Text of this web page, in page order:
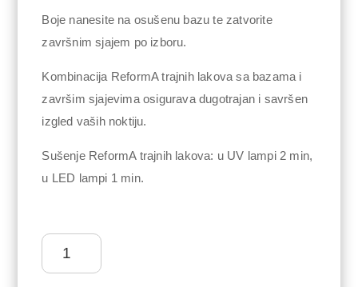
Boje nanesite na osušenu bazu te zatvorite
završnim sjajem po izboru.
Kombinacija ReformA trajnih lakova sa bazama i
završim sjajevima osigurava dugotrajan i savršen
izgled vaših noktiju.
Sušenje ReformA trajnih lakova: u UV lampi 2 min,
u LED lampi 1 min.
ReformA
polish